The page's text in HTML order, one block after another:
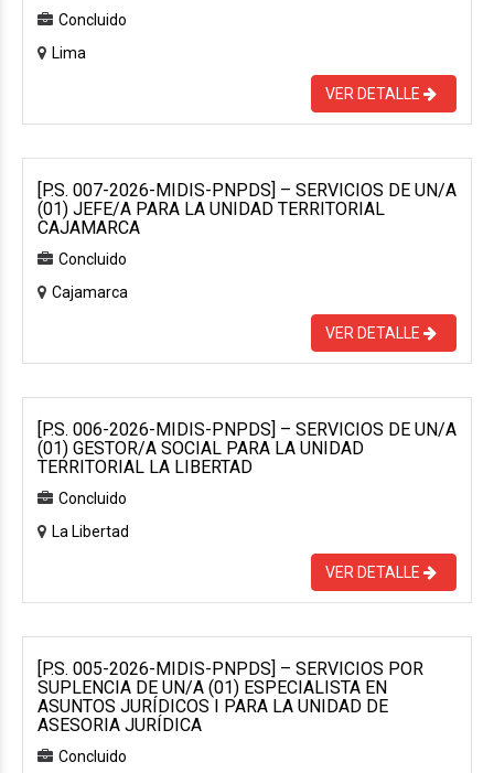
Concluido
Lima
VER DETALLE
[P.S. 007-2026-MIDIS-PNPDS] – SERVICIOS DE UN/A
(01) JEFE/A PARA LA UNIDAD TERRITORIAL
CAJAMARCA
Concluido
Cajamarca
VER DETALLE
[P.S. 006-2026-MIDIS-PNPDS] – SERVICIOS DE UN/A
(01) GESTOR/A SOCIAL PARA LA UNIDAD
TERRITORIAL LA LIBERTAD
Concluido
La Libertad
VER DETALLE
[P.S. 005-2026-MIDIS-PNPDS] – SERVICIOS POR
SUPLENCIA DE UN/A (01) ESPECIALISTA EN
ASUNTOS JURÍDICOS I PARA LA UNIDAD DE
ASESORIA JURÍDICA
Concluido